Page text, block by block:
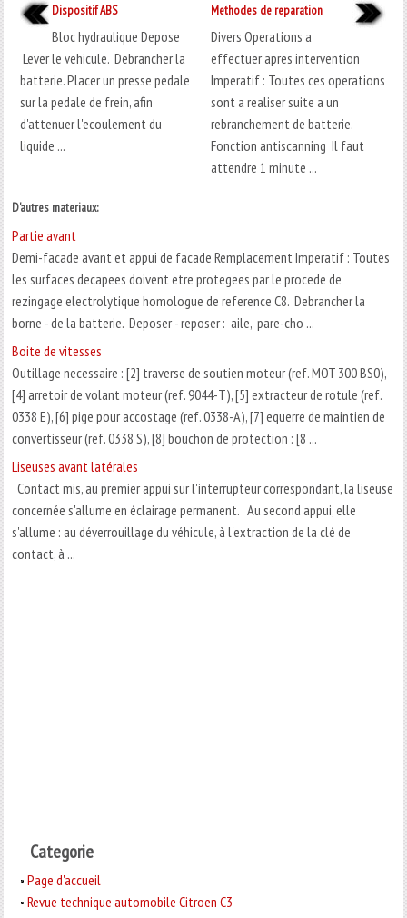
Dispositif ABS
Bloc hydraulique Depose
Lever le vehicule. Debrancher la
batterie. Placer un presse pedale
sur la pedale de frein, afin
d'attenuer l'ecoulement du
liquide ...
Methodes de reparation
Divers Operations a
effectuer apres intervention
Imperatif : Toutes ces operations
sont a realiser suite a un
rebranchement de batterie.
Fonction antiscanning Il faut
attendre 1 minute ...
D'autres materiaux:
Partie avant
Demi-facade avant et appui de facade Remplacement Imperatif : Toutes
les surfaces decapees doivent etre protegees par le procede de
rezingage electrolytique homologue de reference C8. Debrancher la
borne - de la batterie. Deposer - reposer : aile, pare-cho ...
Boite de vitesses
Outillage necessaire : [2] traverse de soutien moteur (ref. MOT 300 BS0),
[4] arretoir de volant moteur (ref. 9044-T), [5] extracteur de rotule (ref.
0338 E), [6] pige pour accostage (ref. 0338-A), [7] equerre de maintien de
convertisseur (ref. 0338 S), [8] bouchon de protection : [8 ...
Liseuses avant latérales
Contact mis, au premier appui sur l'interrupteur correspondant, la liseuse
concernée s'allume en éclairage permanent. Au second appui, elle
s'allume : au déverrouillage du véhicule, à l'extraction de la clé de
contact, à ...
Categorie
Page d'accueil
Revue technique automobile Citroen C3